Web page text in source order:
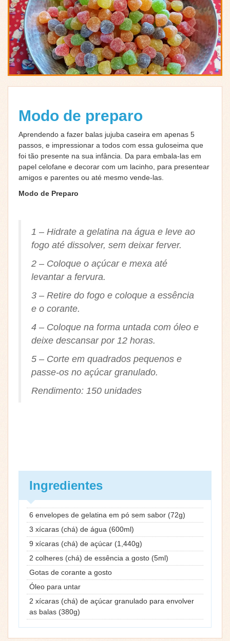
Modo de preparo
Aprendendo a fazer balas jujuba caseira em apenas 5
passos, e impressionar a todos com essa guloseima que
foi tão presente na sua infância. Da para embala-las em
papel celofane e decorar com um lacinho, para presentear
amigos e parentes ou até mesmo vende-las.
Modo de Preparo
1 – Hidrate a gelatina na água e leve ao
fogo até dissolver, sem deixar ferver.
2 – Coloque o açúcar e mexa até
levantar a fervura.
3 – Retire do fogo e coloque a essência
e o corante.
4 – Coloque na forma untada com óleo e
deixe descansar por 12 horas.
5 – Corte em quadrados pequenos e
passe-os no açúcar granulado.
Rendimento: 150 unidades
Ingredientes
6 envelopes de gelatina em pó sem sabor (72g)
3 xícaras (chá) de água (600ml)
9 xícaras (chá) de açúcar (1,440g)
2 colheres (chá) de essência a gosto (5ml)
Gotas de corante a gosto
Óleo para untar
2 xícaras (chá) de açúcar granulado para envolver
as balas (380g)